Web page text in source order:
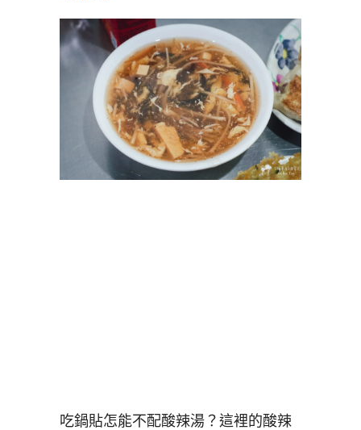
吃鍋貼怎能不配酸辣湯？這裡的酸辣